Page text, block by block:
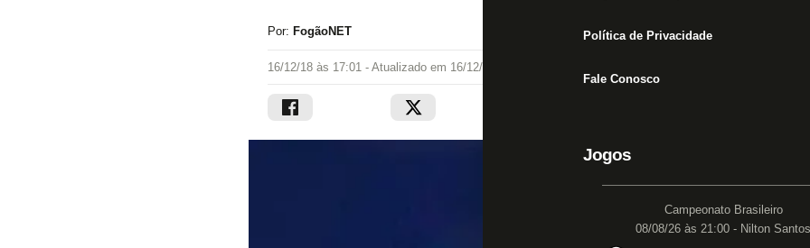
Política de Privacidade
Fale Conosco
Jogos
Campeonato Brasileiro
08/08/26 às 21:00 - Nilton Santos
Por: FogãoNET
16/12/18 às 17:01 - Atualizado em 16/12/18 às 17:04